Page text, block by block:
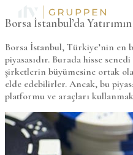
Borsa İstanbul’da
Borsa İstanbul, Türkiye’nin en
piyasasıdır. Burada hisse
şirketlerin büyümesine ortak
elde edebilirler. Ancak, bu
platformu ve araçları